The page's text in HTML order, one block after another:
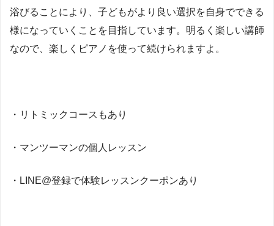
浴びることにより、子どもがより良い選択を自身でできる
様になっていくことを目指しています。明るく楽しい講師
なので、楽しくピアノを使って続けられますよ。
・リトミックコースもあり
・マンツーマンの個人レッスン
・LINE@登録で体験レッスンクーポンあり